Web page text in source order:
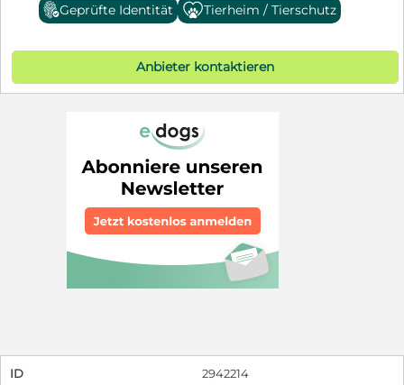
Geprüfte Identität
Tierheim / Tierschutz
Anbieter kontaktieren
ID
2942214